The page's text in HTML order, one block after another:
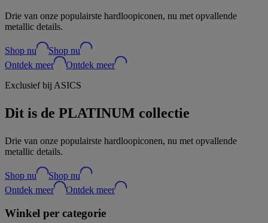
Drie van onze populairste hardloopiconen, nu met opvallende
metallic details.
Shop nu
Shop nu
Ontdek meer
Ontdek meer
Exclusief bij ASICS
Dit is de PLATINUM collectie
Drie van onze populairste hardloopiconen, nu met opvallende
metallic details.
Shop nu
Shop nu
Ontdek meer
Ontdek meer
Winkel per categorie